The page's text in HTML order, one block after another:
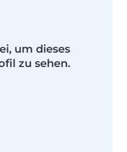
um dieses
zu sehen.